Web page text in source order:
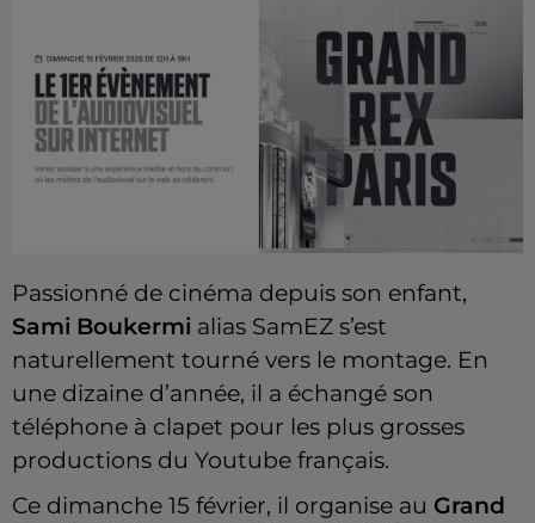
Passionné de cinéma depuis son enfant,
Sami Boukermi alias SamEZ s’est
naturellement tourné vers le montage. En
une dizaine d’année, il a échangé son
téléphone à clapet pour les plus grosses
productions du Youtube français.
Ce dimanche 15 février, il organise au Grand